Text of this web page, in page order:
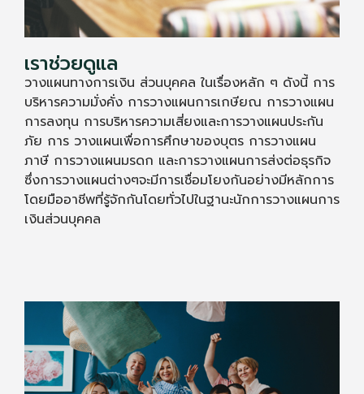
เราช่วยดูแล
วางแผนทางการเงิน ส่วนบุคคล ในเรื่องหลัก ๆ ดังนี้ การ
บริหารความมั่งคั่ง การวางแผนการเกษียณ การวางแผน
การลงทุน การบริหารความเสี่ยงและการวางแผนประกัน
ภัย การ วางแผนเพื่อการศึกษาของบุตร การวางแผน
ภาษี การวางแผนมรดก และการวางแผนการส่งต่อธุรกิจ
ซึ่งการวางแผนต่างๆจะมีการเชื่อมโยงกันอย่างมีหลักการ
โดยมืออาชีพที่รู้จักกันโดยทั่วไปในฐานะนักการวางแผนการ
เงินส่วนบุคคล